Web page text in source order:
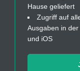
Hause geliefert
Zugriff auf
Ausgaben in
und iOS